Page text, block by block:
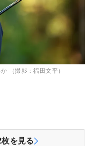
（撮影：福田文平）
枚を見る